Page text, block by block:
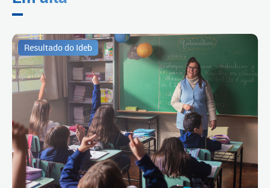
Resultado do Ideb